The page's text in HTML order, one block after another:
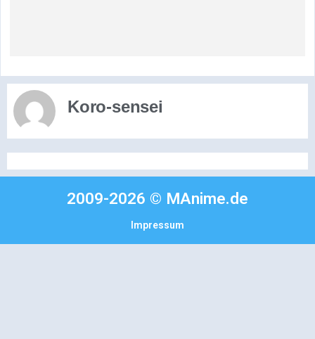
Koro-sensei
2009-2026 © MAnime.de
Impressum